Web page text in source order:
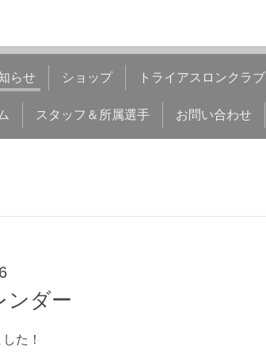
らせ ショップ トライアスロンクラブ
スタッフ＆所属選手 お問い合わせ
ンダー
た！